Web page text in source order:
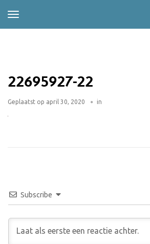
22695927-22
Geplaatst op april 30, 2020 in
Subscribe